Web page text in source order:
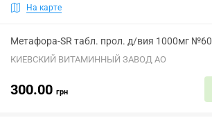
На карте
Метафора-SR табл. прол. д/вия 1000мг №60
КИЕВСКИЙ ВИТАМИННЫЙ ЗАВОД АО
300.00 грн